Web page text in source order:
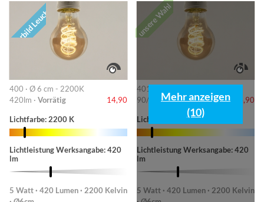
Vorbild Leuchte
400 · Ø 6 cm - 2200K
420lm · Vorrätig 14,90
Lichtfarbe: 2200 K
Lichtleistung Werksangabe: 420
lm
5 Watt · 420 Lumen · 2200 Kelvin
unsere Wahl
401 · 6cm-2200K
90/220/420lm ·Vorrätig 14,90
Lichtfarbe: 2200 K
Lichtleistung Werksangabe: 420
lm
5 Watt · 420 Lumen · 2200 Kelvin
Mehr anzeigen
(10)